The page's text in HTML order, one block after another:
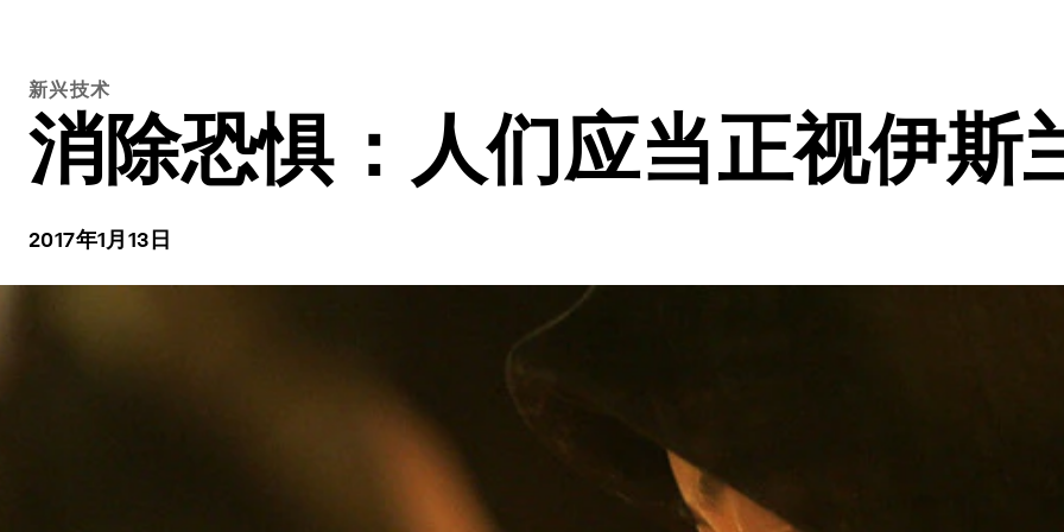
新兴技术
消除恐惧：人们应当正视伊斯
2017年1月13日